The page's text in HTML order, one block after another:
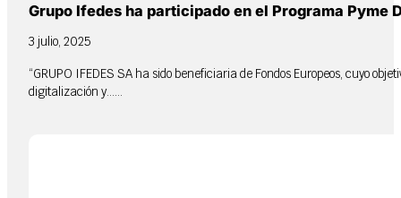
Grupo Ifedes ha participado en el Programa Pyme
3 julio, 2025
“GRUPO IFEDES SA ha sido beneficiaria de Fondos Europeos, cuyo
digitalización y…...